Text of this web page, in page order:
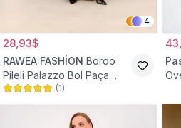
4
28,93$
RAWEA FASHİON Bordo
Pileli Palazzo Bol Paça
Yüksek Bel Tesettür
Pantolon
(1)